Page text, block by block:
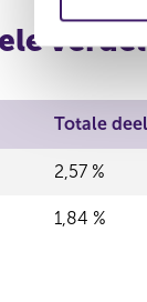
i
s
Totale
2,57 %
1,84 %